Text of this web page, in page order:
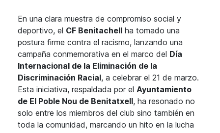
En una clara muestra de compromiso social y
deportivo, el CF Benitachell ha tomado una
postura firme contra el racismo, lanzando una
campaña conmemorativa en el marco del Día
Internacional de la Eliminación de la
Discriminación Racial, a celebrar el 21 de marzo.
Esta iniciativa, respaldada por el Ayuntamiento
de El Poble Nou de Benitatxell, ha resonado no
solo entre los miembros del club sino también en
toda la comunidad, marcando un hito en la lucha